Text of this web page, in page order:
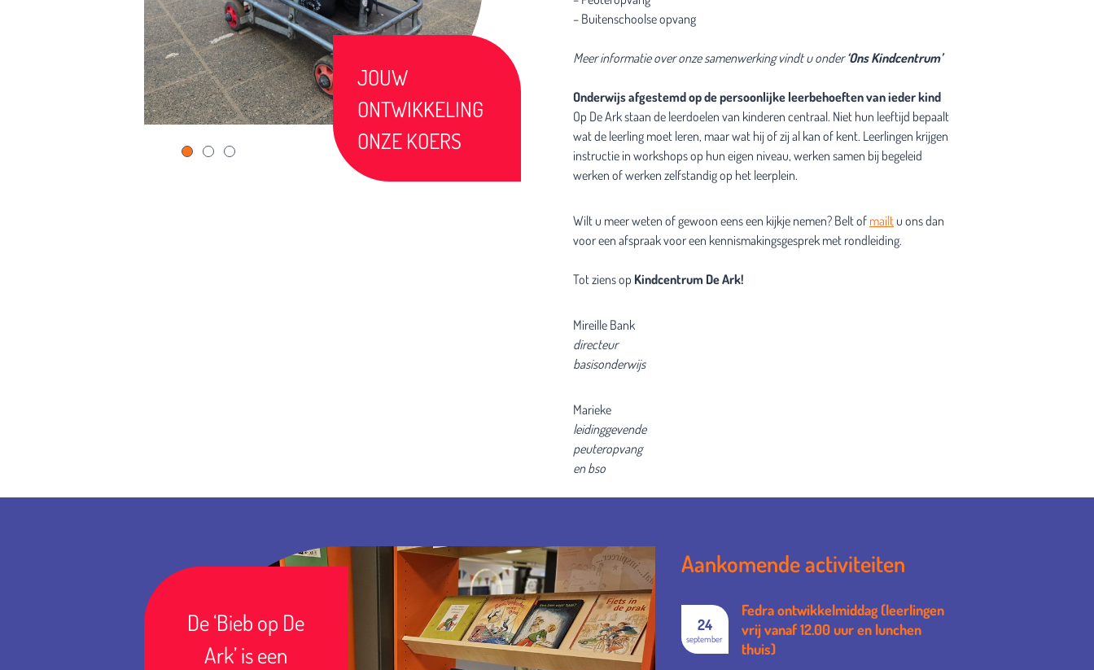
Kindcentrum
Kanjerschool
– Buitenschoolse opvang
Meer informatie over onze samenwerking vindt u onder‘Ons Kindcentrum’
Onderwijs afgestemd op de persoonlijke leerbehoeften van ieder kind
Op De Ark staan de leerdoelen van kinderen centraal. Niet hun leeftijd bepaalt
wat de leerling moet leren, maar wat hij of zij al kan of kent. Leerlingen krijgen
instructie in workshops op hun eigen niveau, werken samen bij begeleid
werken of werken zelfstandig op het leerplein.
Wilt u meer weten of gewoon eens een kijkje nemen? Belt of mailt u ons dan
voor een afspraak voor een kennismakingsgesprek met rondleiding.
Tot ziens op Kindcentrum De Ark!
Mireille Bank
directeur
basisonderwijs
Marieke
leidinggevende
peuteropvang
en bso
De ‘Bieb op De
Ark’ is een
Aankomende activiteiten
24
september
Fedra ontwikkelmiddag (leerlingen
vrij vanaf 12.00 uur en lunchen
thuis)